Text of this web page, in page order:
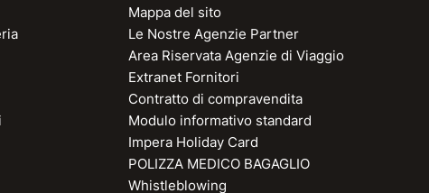
Mappa del sito
Le Nostre Agenzie Partner
Area Riservata Agenzie di Viaggio
Extranet Fornitori
Contratto di compravendita
Modulo informativo standard
Impera Holiday Card
POLIZZA MEDICO BAGAGLIO
Whistleblowing